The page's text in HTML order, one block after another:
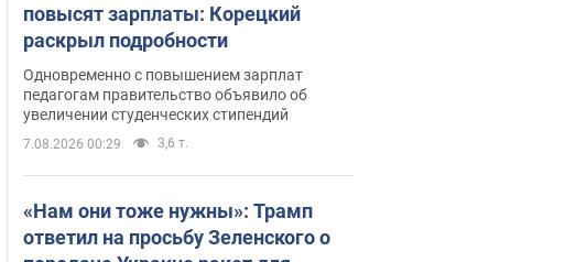
повысят зарплаты: Корецкий
раскрыл подробности
Одновременно с повышением зарплат
педагогам правительство объявило об
увеличении студенческих стипендий
7.08.2026 00:29 3,6 т.
«Нам они тоже нужны»: Трамп
ответил на просьбу Зеленского о